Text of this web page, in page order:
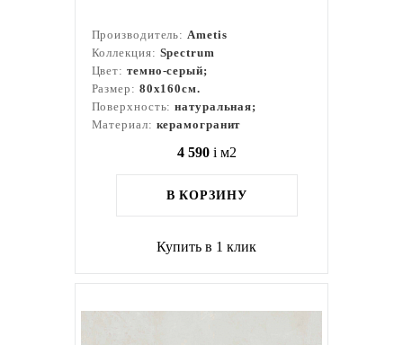
Производитель:Ametis
Коллекция: Spectrum
Цвет: темно-серый;
Размер: 80x160см.
Поверхность:натуральная;
Материал: керамогранит
4 590 i м2
В КОРЗИНУ
Купить в 1 клик